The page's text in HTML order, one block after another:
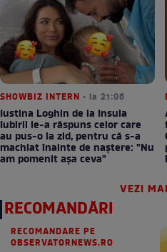
SHOWBIZ INTERN • la 21:06
Iustina Loghin de la Insula
Iubirii le-a răspuns celor care
au pus-o la zid, pentru că s-a
machiat înainte de naștere: "Nu
am pomenit așa ceva"
VEZI
RECOMANDĂRI
RECOMANDARE PE
OBSERVATORNEWS.RO